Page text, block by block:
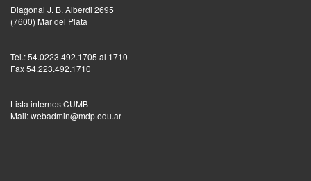
Diagonal J. B. Alberdi 2695
(7600) Mar del Plata
Tel.: 54.0223.492.1705 al 1710
Fax 54.223.492.1710
Lista internos CUMB
Mail: webadmin@mdp.edu.ar